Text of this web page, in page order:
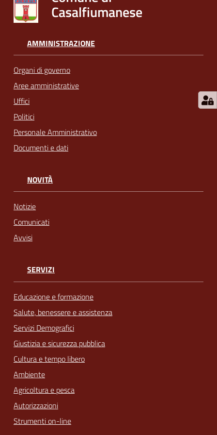
Casalfiumanese
AMMINISTRAZIONE
Organi di governo
Aree amministrative
Uffici
Politici
Personale Amministrativo
Documenti e dati
NOVITÀ
Notizie
Comunicati
Avvisi
SERVIZI
Educazione e formazione
Salute, benessere e assistenza
Servizi Demografici
Giustizia e sicurezza pubblica
Cultura e tempo libero
Ambiente
Agricoltura e pesca
Autorizzazioni
Strumenti on-line